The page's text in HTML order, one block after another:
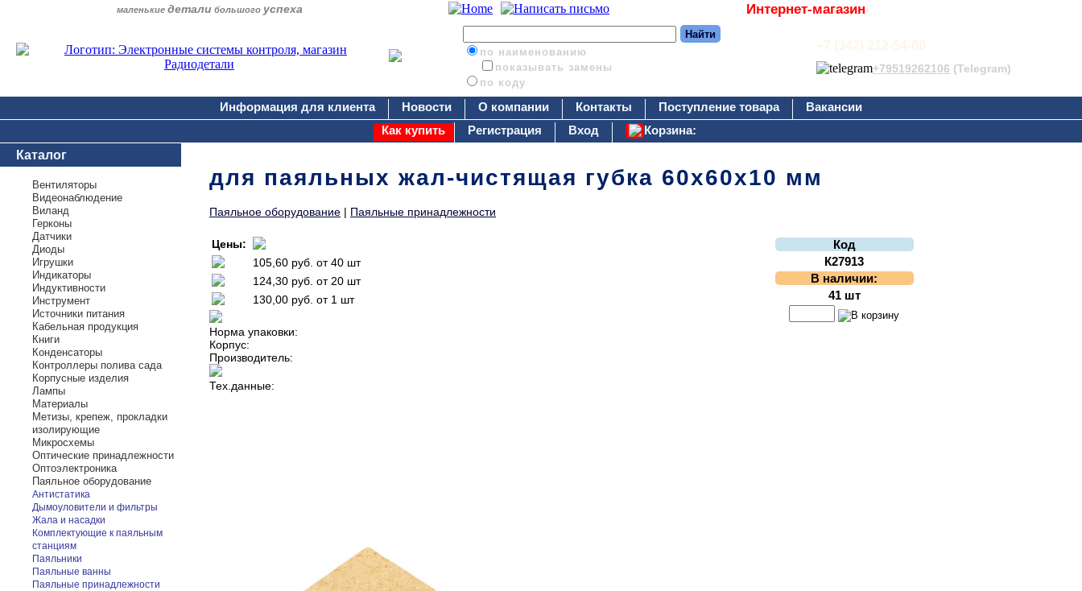
маленькие детали большого успеха Интернет-магазин
по наименованию
показывать замены
по коду
+7 (342) 212-54-00
+79519262106 (Telegram)
Информация для клиента Новости О компании Контакты Поступление товара
Вакансии
Как купить
Регистрация Вход
Корзина:
Каталог
Вентиляторы
Видеонаблюдение
Виланд
Герконы
Датчики
Диоды
Игрушки
Индикаторы
Индуктивности
Инструмент
Источники питания
Кабельная продукция
Книги
Конденсаторы
Контроллеры полива сада
Корпусные изделия
Лампы
Материалы
Метизы, крепеж, прокладки
изолирующие
Микросхемы
Оптические принадлежности
Оптоэлектроника
Паяльное оборудование
Антистатика
Дымоуловители и фильтры
Жала и насадки
Комплектующие к паяльным
станциям
Паяльники
Паяльные ванны
Паяльные принадлежности
для паяльных жал-чистящая губка 60х60х10 мм
Паяльное оборудование | Паяльные принадлежности
Цены:
105,60 руб. от 40 шт
124,30 руб. от 20 шт
130,00 руб. от 1 шт
Норма упаковки:
Корпус:
Производитель:
Тех.данные:
Код
К27913
В наличии:
41 шт